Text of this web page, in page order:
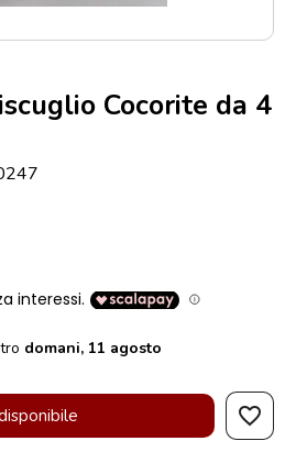
Cocorite da 4
domani, 11 agosto
favorite_border